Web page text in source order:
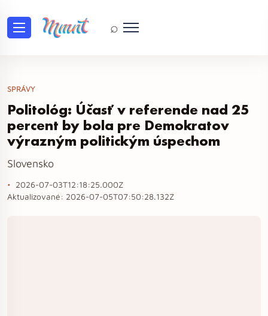
⌕
SPRÁVY
Politológ: Účasť v referende nad 25
percent by bola pre Demokratov
výrazným politickým úspechom
Slovensko
2026-07-03T12:18:25.000Z
Aktualizované: 2026-07-05T07:50:28.132Z